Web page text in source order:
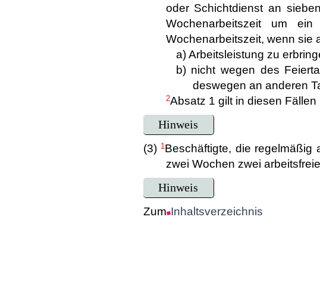
oder Schichtdienst an
Wochenarbeitszeit um ein
Wochenarbeitszeit, wenn sie
a) Arbeitsleistung zu
b) nicht wegen des
deswegen an anderen
2Absatz 1 gilt in diesen Fällen
Hinweis
(3) 1 Beschäftigte, die regelmäßig
zwei Wochen zwei
Hinweis
Zum Inhaltsverzeichnis